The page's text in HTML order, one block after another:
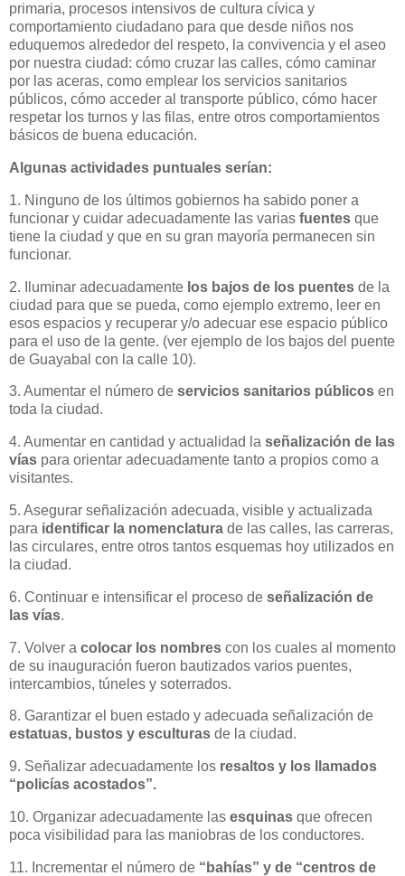
primaria, procesos intensivos de cultura cívica y
comportamiento ciudadano para que desde niños nos
eduquemos alrededor del respeto, la convivencia y el aseo
por nuestra ciudad: cómo cruzar las calles, cómo caminar
por las aceras, como emplear los servicios sanitarios
públicos, cómo acceder al transporte público, cómo hacer
respetar los turnos y las filas, entre otros comportamientos
básicos de buena educación.
Algunas actividades puntuales serían:
1. Ninguno de los últimos gobiernos ha sabido poner a
funcionar y cuidar adecuadamente las varias fuentes que
tiene la ciudad y que en su gran mayoría permanecen sin
funcionar.
2. Iluminar adecuadamente los bajos de los puentes de la
ciudad para que se pueda, como ejemplo extremo, leer en
esos espacios y recuperar y/o adecuar ese espacio público
para el uso de la gente. (ver ejemplo de los bajos del puente
de Guayabal con la calle 10).
3. Aumentar el número de servicios sanitarios públicos en
toda la ciudad.
4. Aumentar en cantidad y actualidad la señalización de las
vías para orientar adecuadamente tanto a propios como a
visitantes.
5. Asegurar señalización adecuada, visible y actualizada
para identificar la nomenclatura de las calles, las carreras,
las circulares, entre otros tantos esquemas hoy utilizados en
la ciudad.
6. Continuar e intensificar el proceso de señalización de
las vías.
7. Volver a colocar los nombres con los cuales al momento
de su inauguración fueron bautizados varios puentes,
intercambios, túneles y soterrados.
8. Garantizar el buen estado y adecuada señalización de
estatuas, bustos y esculturas de la ciudad.
9. Señalizar adecuadamente los resaltos y los llamados
“policías acostados”.
10. Organizar adecuadamente las esquinas que ofrecen
poca visibilidad para las maniobras de los conductores.
11. Incrementar el número de “bahías” y de “centros de